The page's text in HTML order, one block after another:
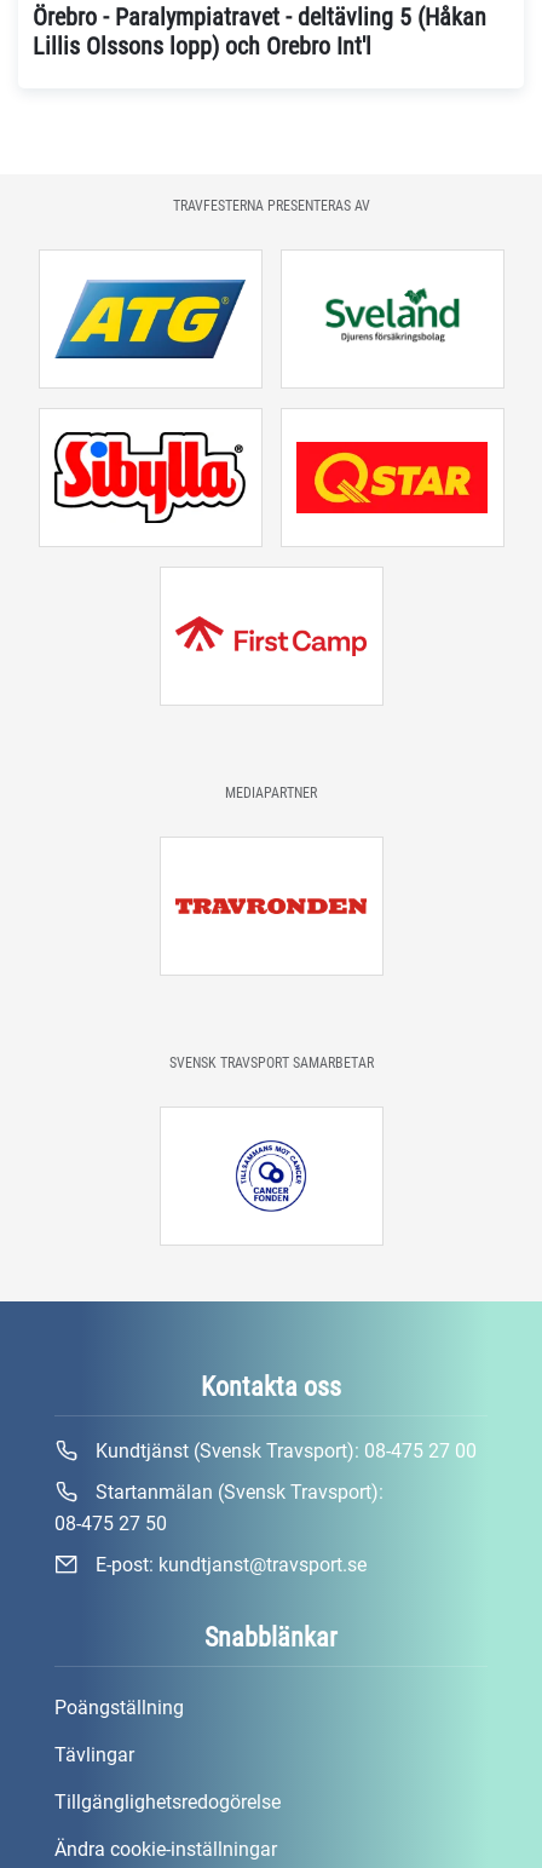
Örebro - Paralympiatravet - deltävling 5 (Håkan
Lillis Olssons lopp) och Orebro Int'l
TRAVFESTERNA PRESENTERAS AV
MEDIAPARTNER
SVENSK TRAVSPORT SAMARBETAR
Snabblänkar
Poängställning
Tävlingar
Tillgänglighetsredogörelse
Ändra cookie-inställningar
Kontakta oss
Kundtjänst (Svensk Travsport): 08-475 27 00
Startanmälan (Svensk Travsport):
08-475 27 50
E-post: kundtjanst@travsport.se